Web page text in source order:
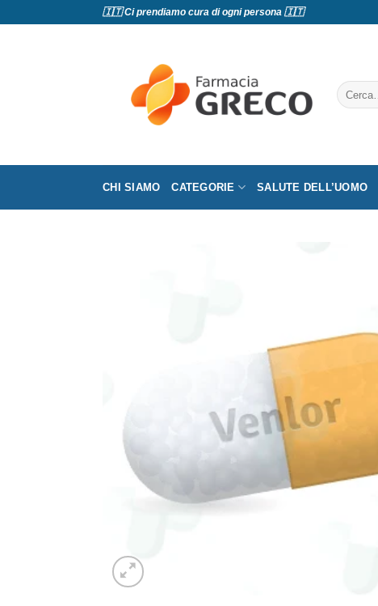
🇮🇹 Ci prendiamo cura di ogni persona 🇮🇹
Cerca:
CHI SIAMO CATEGORIE SALUTE DELL’UOMO